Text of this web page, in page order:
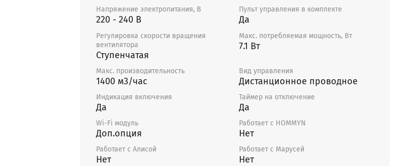
материал толщиной 3–5 см, например, пенополиэтилен марки ППЭ
(пенопласт, поролон и минвата для этого не годятся!)
Напряжение электропитания, В
220 - 240 В
Пульт управления в комплекте
Да
Регулировка скорости вращения
вентилятора
Ступенчатая
Макс. потребляемая мощность, Вт
7.1 Вт
Макс. производительность
1400 м3/час
Вид управления
Дистанционное проводное
Индикация включения
Да
Таймер на отключение
Да
Wi-Fi модуль
Доп.опция
Работает с HOMMYN
Нет
Работает с Алисой
Нет
Работает с Марусей
Нет